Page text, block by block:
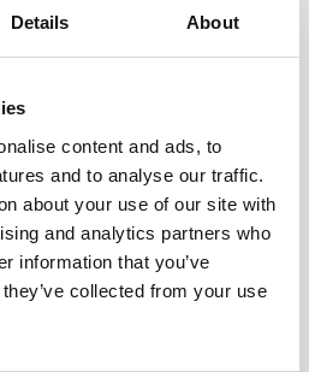
Details About
content and ads, to
and to analyse our traffic.
about your use of our site with
and analytics partners who
information that you’ve
collected from your use
AB
Heltid 2026-08-31
steg i karriären?